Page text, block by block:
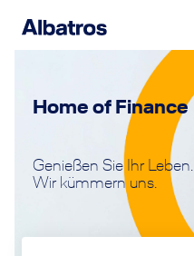
Home of Finance
Genießen Sie Ihr Leben.
Wir kümmern uns.